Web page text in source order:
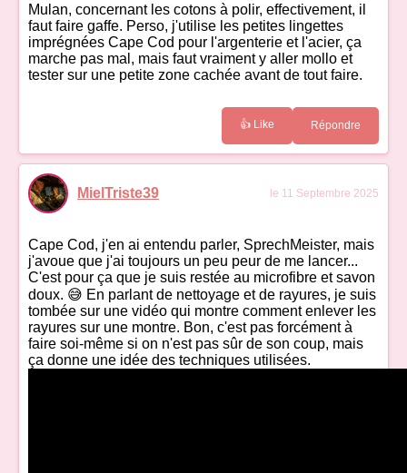
Mulan, concernant les cotons à polir, effectivement, il
faut faire gaffe. Perso, j'utilise les petites lingettes
imprégnées Cape Cod pour l'argenterie et l'acier, ça
marche pas mal, mais faut vraiment y aller mollo et
tester sur une petite zone cachée avant de tout faire.
👍 Like Répondre
MielTriste39 le 11 Septembre 2025
Cape Cod, j'en ai entendu parler, SprechMeister, mais
j'avoue que j'ai toujours un peu peur de me lancer...
C'est pour ça que je suis restée au microfibre et savon
doux. 😅 En parlant de nettoyage et de rayures, je suis
tombée sur une vidéo qui montre comment enlever les
rayures sur une montre. Bon, c'est pas forcément à
faire soi-même si on n'est pas sûr de son coup, mais
ça donne une idée des techniques utilisées.